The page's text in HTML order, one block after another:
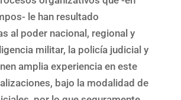
le han resultado
al poder nacional, regional y
militar, la policía judicial y
amplia experiencia en este
bajo la modalidad de